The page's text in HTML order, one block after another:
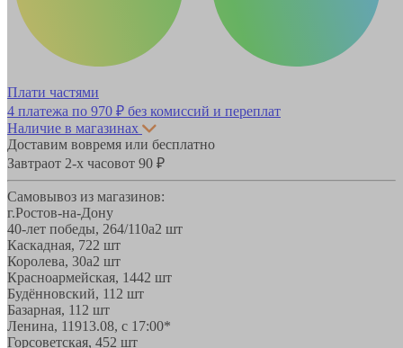
Плати частями
4 платежа по 970 ₽ без комиссий и переплат
Наличие в магазинах
Доставим вовремя или бесплатно
Завтраот 2-х часовот 90 ₽
Самовывоз из магазинов:
г.Ростов-на-Дону
40-лет победы, 264/110а2 шт
Каскадная, 722 шт
Королева, 30а2 шт
Красноармейская, 1442 шт
Будённовский, 11 2 шт
Базарная, 11 2 шт
Ленина, 11913.08, с 17:00*
Горсоветская, 452 шт